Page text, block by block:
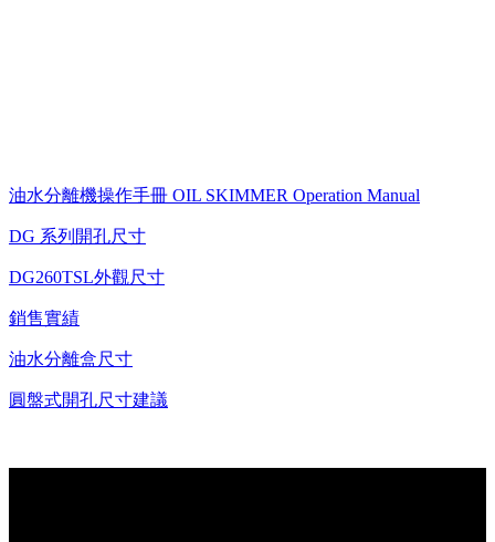
油水分離機操作手冊 OIL SKIMMER Operation Manual
DG 系列開孔尺寸
DG260TSL外觀尺寸
銷售實績
油水分離盒尺寸
圓盤式開孔尺寸建議